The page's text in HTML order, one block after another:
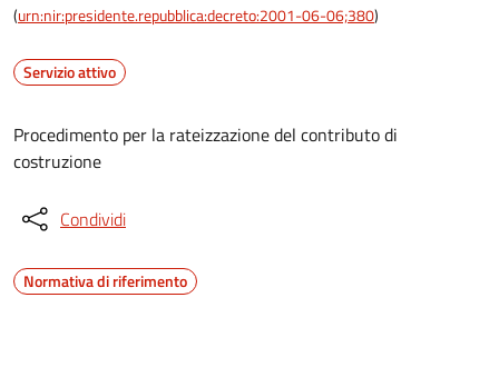
(urn:nir:presidente.repubblica:decreto:2001-06-06;380)
Servizio attivo
Procedimento per la rateizzazione del contributo di
costruzione
Condividi
Normativa di riferimento